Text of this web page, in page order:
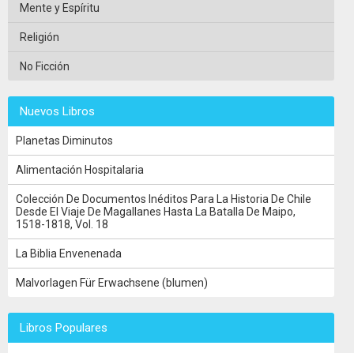
Mente y Espíritu
Religión
No Ficción
Nuevos Libros
Planetas Diminutos
Alimentación Hospitalaria
Colección De Documentos Inéditos Para La Historia De Chile
Desde El Viaje De Magallanes Hasta La Batalla De Maipo,
1518-1818, Vol. 18
La Biblia Envenenada
Malvorlagen Für Erwachsene (blumen)
Libros Populares